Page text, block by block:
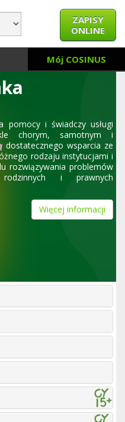
ZAPISY
ONLINE
Mój COSINUS
pomocy i świadczy usługi
chorym, samotnym i
dostatecznego wsparcia ze
rodzaju instytucjami i
rozwiązywania problemów
rodzinnych i prawnych
Więcej informacji